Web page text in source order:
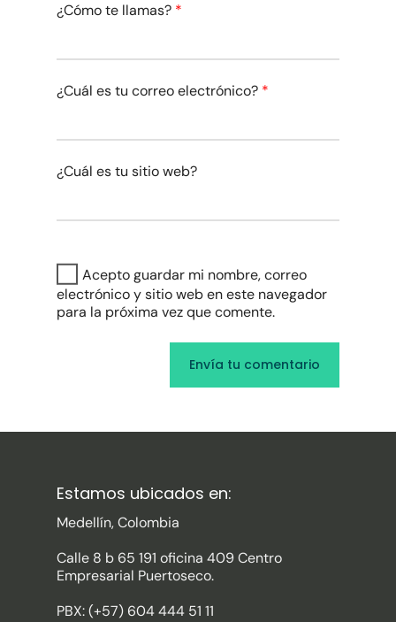
¿Cómo te llamas? *
¿Cuál es tu correo electrónico? *
¿Cuál es tu sitio web?
Acepto guardar mi nombre, correo
electrónico y sitio web en este navegador
para la próxima vez que comente.
Estamos ubicados en:
Medellín, Colombia
Calle 8 b 65 191 oficina 409 Centro
Empresarial Puertoseco.
PBX: (+57) 604 444 51 11